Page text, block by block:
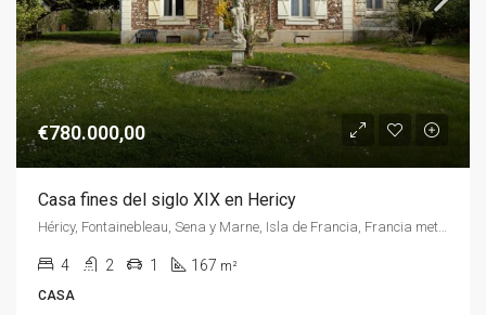
€780.000,00
Casa fines del siglo XIX en Hericy
Héricy, Fontainebleau, Sena y Marne, Isla de Francia, Francia metropolitana, 77850, Francia, Francia, Sena y Marne
4 2 1 167 m²
CASA